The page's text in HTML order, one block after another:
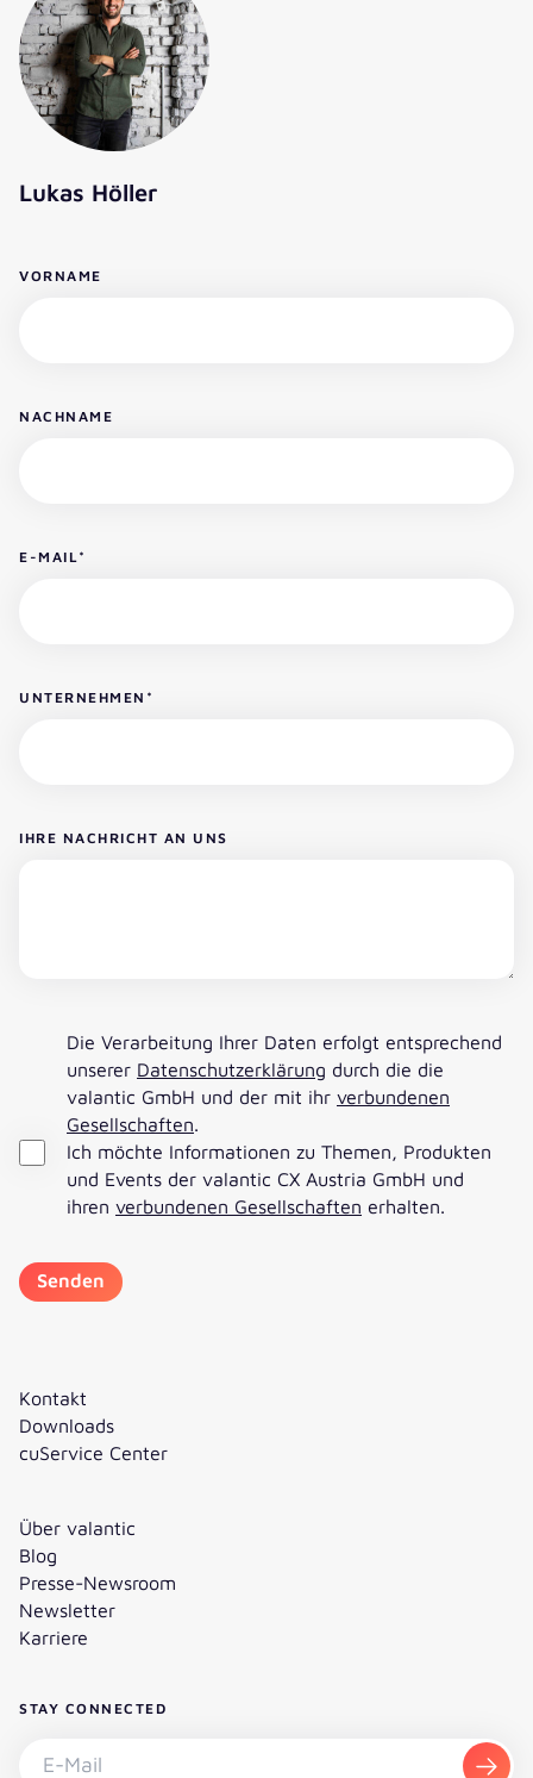
Lukas Höller
VORNAME
NACHNAME
E-MAIL*
UNTERNEHMEN *
IHRE NACHRICHT AN UNS
Die Verarbeitung Ihrer Daten erfolgt entsprechend
unserer Datenschutzerklärung durch die die
valantic GmbH und der mit ihr verbundenen
Gesellschaften.
Ich möchte Informationen zu Themen, Produkten
und Events der valantic CX Austria GmbH und
ihren verbundenen Gesellschaften erhalten.
Kontakt
Downloads
cuService Center
Über valantic
Blog
Presse-Newsroom
Newsletter
Karriere
STAY CONNECTED